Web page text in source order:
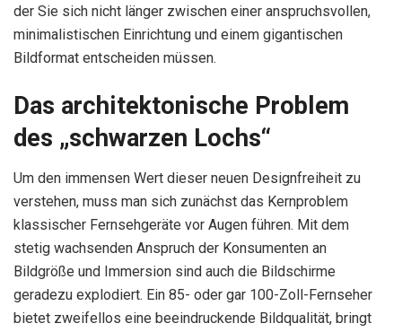
der Sie sich nicht länger zwischen einer anspruchsvollen,
minimalistischen Einrichtung und einem gigantischen
Bildformat entscheiden müssen.
Das architektonische Problem
des „schwarzen Lochs“
Um den immensen Wert dieser neuen Designfreiheit zu
verstehen, muss man sich zunächst das Kernproblem
klassischer Fernsehgeräte vor Augen führen. Mit dem
stetig wachsenden Anspruch der Konsumenten an
Bildgröße und Immersion sind auch die Bildschirme
geradezu explodiert. Ein 85- oder gar 100-Zoll-Fernseher
bietet zweifellos eine beeindruckende Bildqualität, bringt